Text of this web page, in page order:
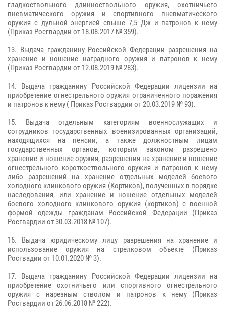
гладкоствольного длинноствольного оружия, охотничьего
пневматического оружия и спортивного пневматического
оружия с дульной энергией свыше 7,5 Дж и патронов к нему
(Приказ Росгвардии от 18.08.2017 № 359).
13. Выдача гражданину Российской Федерации разрешения на
хранение и ношение наградного оружия и патронов к нему
(Приказ Росгвардии от 12.08.2019 № 283).
14. Выдача гражданину Российской Федерации лицензии на
приобретение огнестрельного оружия ограниченного поражения
и патронов к нему ( Приказ Росгвардии от 20.03.2019 № 93).
15. Выдача отдельным категориям военнослужащих и
сотрудников государственных военизированных организаций,
находящихся на пенсии, а также должностным лицам
государственных органов, которым законом разрешено
хранение и ношение оружия, разрешения на хранение и ношение
огнестрельного короткоствольного оружия и патронов к нему
либо разрешений на хранение отдельных моделей боевого
холодного клинкового оружия (Кортиков), полученных в порядке
наследования, или хранение и ношение отдельных моделей
боевого холодного клинкового оружия (кортиков) с военной
формой одежды гражданам Российской Федерации (Приказ
Росгвардии от 30.03.2018 № 107).
16. Выдача юридическому лицу разрешения на хранение и
использование оружия на стрелковом объекте (Приказ
Росгвадии от 10.01.2020 № 3).
17. Выдача гражданину Российской Федерации лицензии на
приобретение охотничьего или спортивного огнестрельного
оружия с нарезным стволом и патронов к нему (Приказ
Росгвардии от 26.06.2018 № 222).